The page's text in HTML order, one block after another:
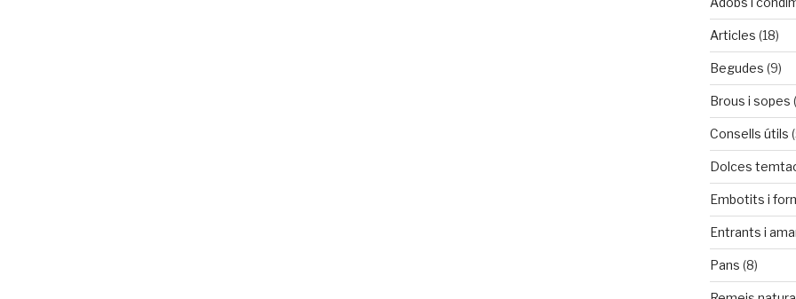
Articles (18)
Begudes (9)
Brous i sopes
Consells útils
Dolces
Embotits i
Entrants i
Pans (8)